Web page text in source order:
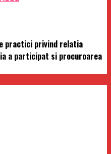
practici privind relatia
a participat si procuroarea